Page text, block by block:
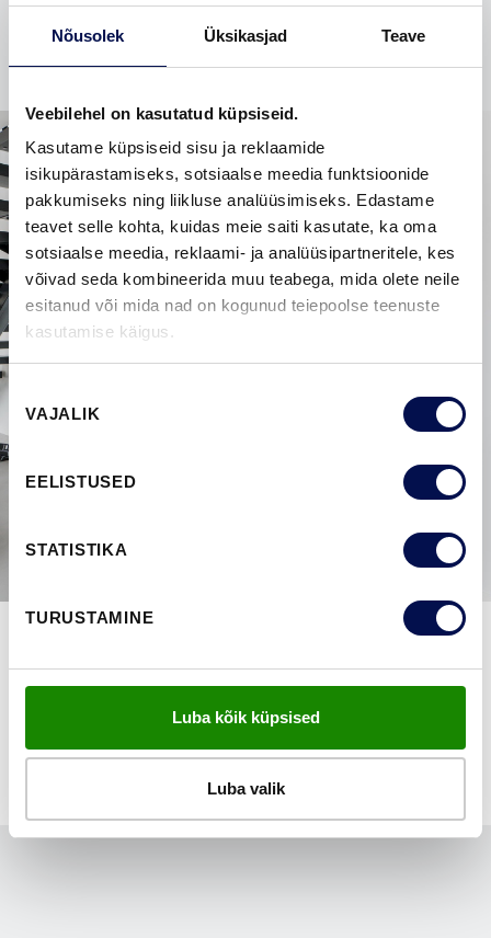
Nõusolek Üksikasjad Teave
Veebilehel on kasutatud küpsiseid.
Kasutame küpsiseid sisu ja reklaamide
isikupärastamiseks, sotsiaalse meedia funktsioonide
pakkumiseks ning liikluse analüüsimiseks. Edastame
teavet selle kohta, kuidas meie saiti kasutate, ka oma
sotsiaalse meedia, reklaami- ja analüüsipartneritele, kes
võivad seda kombineerida muu teabega, mida olete neile
esitanud või mida nad on kogunud teiepoolse teenuste
kasutamise käigus.
Nõusoleku
valik
VAJALIK
EELISTUSED
STATISTIKA
TURUSTAMINE
Luba kõik küpsised
Luba valik
pakuvad lükanduksed?